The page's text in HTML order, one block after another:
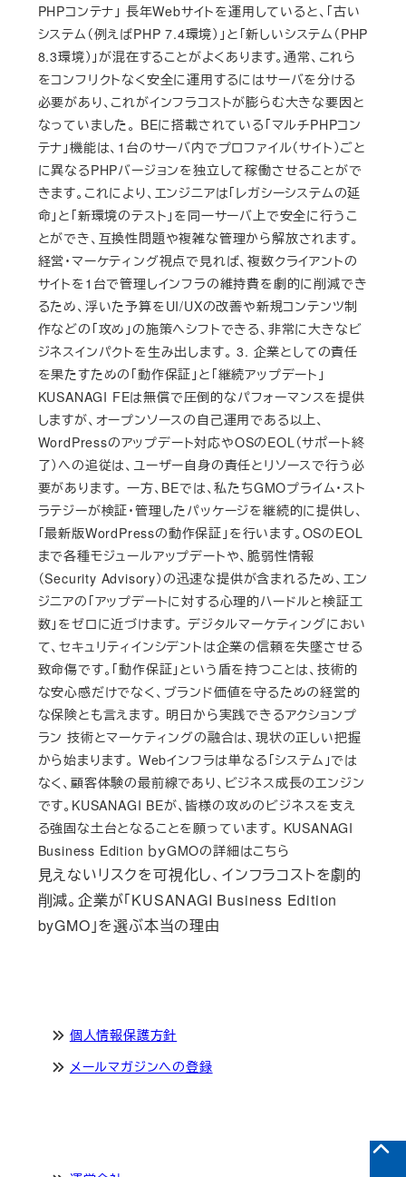
見えないリスクを可視化し、インフラコストを劇的
削減。企業が「KUSANAGI Business Edition
byGMO」を選ぶ本当の理由
PHPコンテナ」 長年Webサイトを運用していると、「古い
システム（例えばPHP 7.4環境）」と「新しいシステム（PHP
8.3環境）」が混在することがよくあります。通常、これら
をコンフリクトなく安全に運用するにはサーバを分ける
必要があり、これがインフラコストが膨らむ大きな要因と
なっていました。 BEに搭載されている「マルチPHPコン
テナ」機能は、1台のサーバ内でプロファイル（サイト）ごと
に異なるPHPバージョンを独立して稼働させることがで
きます。これにより、エンジニアは「レガシーシステムの延
命」と「新環境のテスト」を同一サーバ上で安全に行うこ
とができ、互換性問題や複雑な管理から解放されます。
経営・マーケティング視点で見れば、複数クライアントの
サイトを1台で管理しインフラの維持費を劇的に削減でき
るため、浮いた予算をUI/UXの改善や新規コンテンツ制
作などの「攻め」の施策へシフトできる、非常に大きなビ
ジネスインパクトを生み出します。 3. 企業としての責任
を果たすための「動作保証」と「継続アップデート」
KUSANAGI FEは無償で圧倒的なパフォーマンスを提供
しますが、オープンソースの自己運用である以上、
WordPressのアップデート対応やOSのEOL（サポート終
了）への追従は、ユーザー自身の責任とリソースで行う必
要があります。 一方、BEでは、私たちGMOプライム・スト
ラテジーが検証・管理したパッケージを継続的に提供し、
「最新版WordPressの動作保証」を行います。OSのEOL
まで各種モジュールアップデートや、脆弱性情報
（Security Advisory）の迅速な提供が含まれるため、エン
ジニアの「アップデートに対する心理的ハードルと検証工
数」をゼロに近づけます。 デジタルマーケティングにおい
て、セキュリティインシデントは企業の信頼を失墜させる
致命傷です。「動作保証」という盾を持つことは、技術的
な安心感だけでなく、ブランド価値を守るための経営的
な保険とも言えます。 明日から実践できるアクションプ
ラン 技術とマーケティングの融合は、現状の正しい把握
から始まります。 Webインフラは単なる「システム」では
なく、顧客体験の最前線であり、ビジネス成長のエンジン
です。KUSANAGI BEが、皆様の攻めのビジネスを支え
る強固な土台となることを願っています。 KUSANAGI
Business Edition ｂｙGMOの詳細はこちら
個人情報保護方針
メールマガジンへの登録